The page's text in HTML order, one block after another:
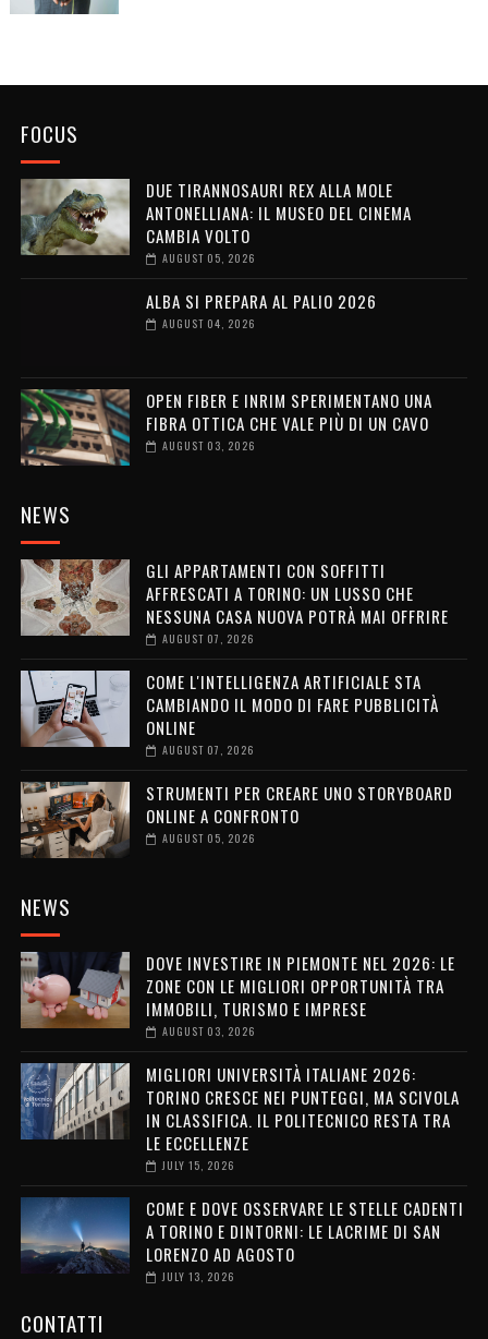
FOCUS
DUE TIRANNOSAURI REX ALLA MOLE
ANTONELLIANA: IL MUSEO DEL CINEMA
CAMBIA VOLTO
AUGUST 05, 2026
ALBA SI PREPARA AL PALIO 2026
AUGUST 04, 2026
OPEN FIBER E INRIM SPERIMENTANO UNA
FIBRA OTTICA CHE VALE PIÙ DI UN CAVO
AUGUST 03, 2026
NEWS
GLI APPARTAMENTI CON SOFFITTI
AFFRESCATI A TORINO: UN LUSSO CHE
NESSUNA CASA NUOVA POTRÀ MAI OFFRIRE
AUGUST 07, 2026
COME L'INTELLIGENZA ARTIFICIALE STA
CAMBIANDO IL MODO DI FARE PUBBLICITÀ
ONLINE
AUGUST 07, 2026
STRUMENTI PER CREARE UNO STORYBOARD
ONLINE A CONFRONTO
AUGUST 05, 2026
NEWS
DOVE INVESTIRE IN PIEMONTE NEL 2026: LE
ZONE CON LE MIGLIORI OPPORTUNITÀ TRA
IMMOBILI, TURISMO E IMPRESE
AUGUST 03, 2026
MIGLIORI UNIVERSITÀ ITALIANE 2026:
TORINO CRESCE NEI PUNTEGGI, MA SCIVOLA
IN CLASSIFICA. IL POLITECNICO RESTA TRA
LE ECCELLENZE
JULY 15, 2026
COME E DOVE OSSERVARE LE STELLE CADENTI
A TORINO E DINTORNI: LE LACRIME DI SAN
LORENZO AD AGOSTO
JULY 13, 2026
CONTATTI